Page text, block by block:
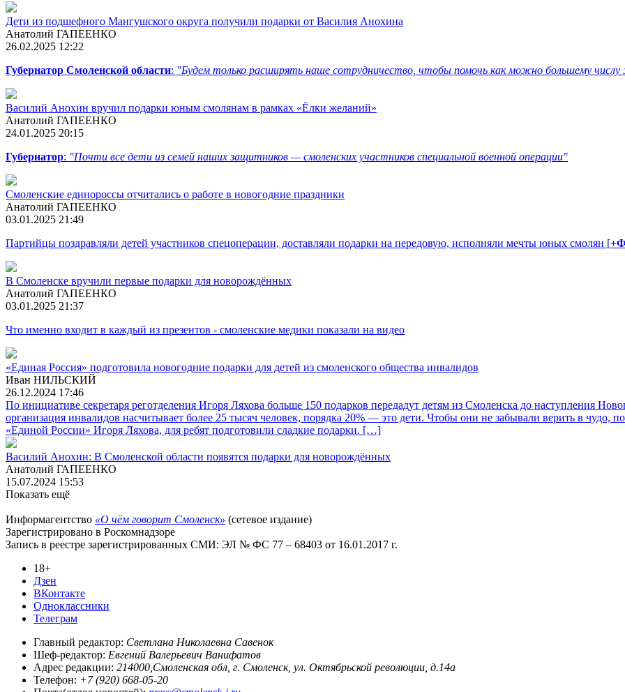
Дети из подшефного Мангушского округа получили подарки от Василия Анохина
Анатолий ГАПЕЕНКО
26.02.2025 12:22
Губернатор Смоленской области: "Будем только расширять наше сотрудничество, чтобы помочь как можно большему
Василий Анохин вручил подарки юным смолянам в рамках «Ёлки желаний»
Анатолий ГАПЕЕНКО
24.01.2025 20:15
Губернатор: "Почти все дети из семей наших защитников — смоленских участников специальной военной операции"
Смоленские единороссы отчитались о работе в новогодние праздники
Анатолий ГАПЕЕНКО
03.01.2025 21:49
Партийцы поздравляли детей участников спецоперации, доставляли подарки на передовую, исполняли мечты юных смолян [
В Смоленске вручили первые подарки для новорождённых
Анатолий ГАПЕЕНКО
03.01.2025 21:37
Что именно входит в каждый из презентов - смоленские медики показали на видео
«Единая Россия» подготовила новогодние подарки для детей из смоленского общества инвалидов
Иван НИЛЬСКИЙ
26.12.2024 17:46
По инициативе секретаря реготделения Игоря Ляхова больше 150 подарков передадут детям из Смоленска до наступления
организация инвалидов насчитывает более 25 тысяч человек, порядка 20% — это дети. Чтобы они не забывали верить в чудо,
«Единой России» Игоря Ляхова, для ребят подготовили сладкие подарки. […]
Василий Анохин: В Смоленской области появятся подарки для новорождённых
Анатолий ГАПЕЕНКО
15.07.2024 15:53
Показать ещё
Информагентство «О чём говорит Смоленск» (сетевое издание)
Зарегистрировано в Роскомнадзоре
Запись в реестре зарегистрированных СМИ: ЭЛ № ФС 77 – 68403 от 16.01.2017 г.
18+
Дзен
ВКонтакте
Одноклассники
Телеграм
Главный редактор: Светлана Николаевна Савенок
Шеф-редактор: Евгений Валерьевич Ванифатов
Адрес редакции: 214000,Смоленская обл, г. Смоленск, ул. Октябрьской революции, д.14а
Телефон: +7 (920) 668-05-20